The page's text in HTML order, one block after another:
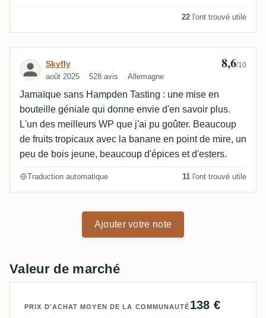
22 l'ont trouvé utile
Avis de Skyfly
Skyfly
août 2025 528 avis Allemagne
8,6/10
Jamaïque sans Hampden Tasting : une mise en
bouteille géniale qui donne envie d'en savoir plus.
L'un des meilleurs WP que j'ai pu goûter. Beaucoup
de fruits tropicaux avec la banane en point de mire, un
peu de bois jeune, beaucoup d'épices et d'esters.
Traduction automatique 11 l'ont trouvé utile
Ajouter votre note
Valeur de marché
PRIX D'ACHAT MOYEN DE LA COMMUNAUTÉ 138 €